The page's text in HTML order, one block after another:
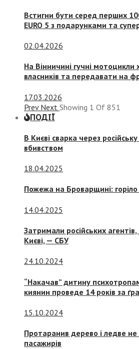
Встигни бути серед перших
EURO 5 з подарунками та
02.04.2026
На Вінничині гучні мотоцикли
власників та передавати на
17.03.2026
Prev Next Showing 1 Of 851
ПОДІЇ
В Києві сварка через
вбивством
18.04.2025
Пожежа на Броварщині:
14.04.2025
Затримали російських
Києві, — СБУ
24.10.2024
“Накачав” дитину
киянин проведе 14 років за
15.10.2024
Протаранив дерево і ледве
пасажирів